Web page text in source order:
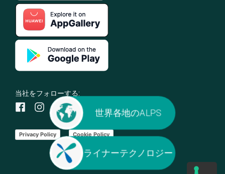
ライナーテクノロジー
世界各地のALPS
当社をフォローする:
Privacy Policy Cookie Policy